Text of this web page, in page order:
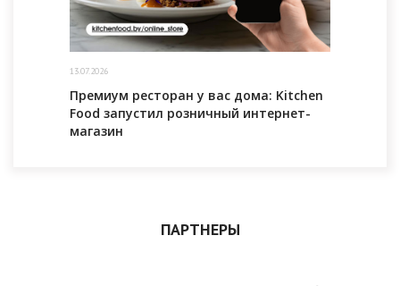
13.07.2026
Премиум ресторан у вас дома: Kitchen
Food запустил розничный интернет-
магазин
ПАРТНЕРЫ